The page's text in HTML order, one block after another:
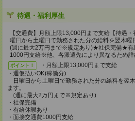
待遇・福利厚生
【交通費】月額上限13,000円まで支給【待遇
曜日から土曜日で勤務された分の給料を翌木曜
(週に最大2万円まで※規定あり)★社保完備★有
1000円支給※他、各派遣先により異なるため
ポイント！
・月額上限13,000円まで支給
・週仮払いOK(稼働分)
日曜日から土曜日で勤務された分の給料を翌
ます。
(週に最大2万円まで※規定あり)
・社保完備
・有給休暇あり
・面接交通費1000円支給